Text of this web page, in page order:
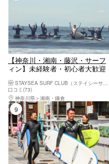
【神奈川・湘南・藤沢・サーフ
ィン】未経験者・初心者大歓迎
の前のお店です♪
STAYSEA SURF CLUB（ステイシーサーフクラブ）
口コミ(73)
神奈川県
湘南・鎌倉
9位